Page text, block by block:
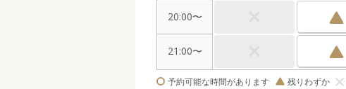
20:00〜
21:00〜
予約可能な時間があります 残りわずか